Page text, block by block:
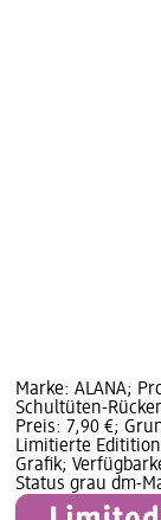
Marke: ALANA;
Schultüten-
Preis: 7,90 €;
Limitierte
Grafik;
Status grau dm-